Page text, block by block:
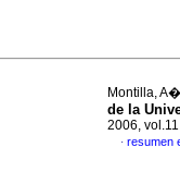
Montilla,
de la
2006,
· resumen